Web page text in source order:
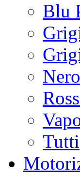
Blu
Tutti